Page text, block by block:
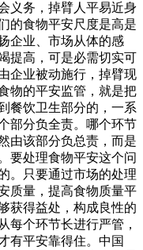
义务，掉臂人平易近身
的食物平安尺度是高是
企业、市场从体的感
提高，可是必需切实可
企业被动施行，掉臂现
物的平安监管，就是把
餐饮卫生部分的，一系
部分负全责。哪个环节
由该部分负总责，而是
要处理食物平安这个问
。只要通过市场的处理
质量，提高食物质量平
获得益处，构成良性的
每个环节长进行严管，
有平安靠得住。中国